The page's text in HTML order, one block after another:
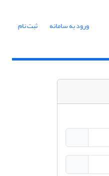
ورود به سامانه ثبت نام